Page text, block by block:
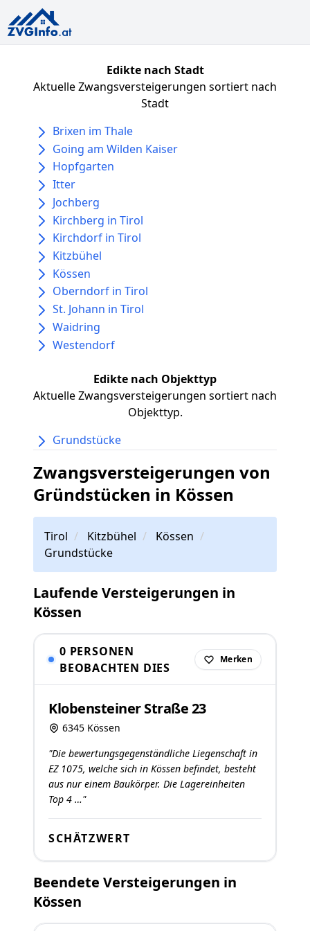
Edikte nach Stadt
Aktuelle Zwangsversteigerungen sortiert nach
Stadt
Brixen im Thale
Going am Wilden Kaiser
Hopfgarten
Itter
Jochberg
Kirchberg in Tirol
Kirchdorf in Tirol
Kitzbühel
Kössen
Oberndorf in Tirol
St. Johann in Tirol
Waidring
Westendorf
Edikte nach Objekttyp
Aktuelle Zwangsversteigerungen sortiert nach
Objekttyp.
Grundstücke
Zwangsversteigerungen von
Gründstücken in Kössen
Tirol Kitzbühel
Kössen
Grundstücke
Laufende Versteigerungen in
Kössen
0 PERSONEN
BEOBACHTEN DIES
Merken
Klobensteiner Straße 23
6345 Kössen
"Die bewertungsgegenständliche Liegenschaft in
EZ 1075, welche sich in Kössen befindet, besteht
aus nur einem Baukörper. Die Lagereinheiten
Top 4 …"
SCHÄTZWERT
Beendete Versteigerungen in
Kössen